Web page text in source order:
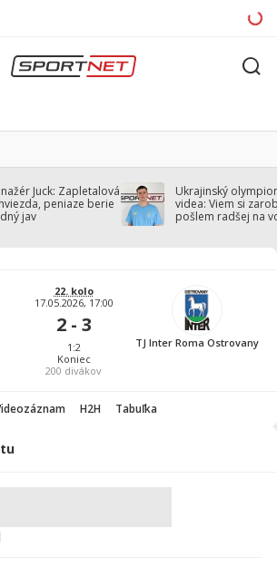
Juck: Zapletalová
peniaze berie
jav
Ukrajinský
videa: Viem si
pošlem radšej na
22. kolo
17.05.2026, 17:00
2 - 3
1:2
Koniec
200 divákov
TJ Inter Roma Ostrovany
H2H Tabuľka